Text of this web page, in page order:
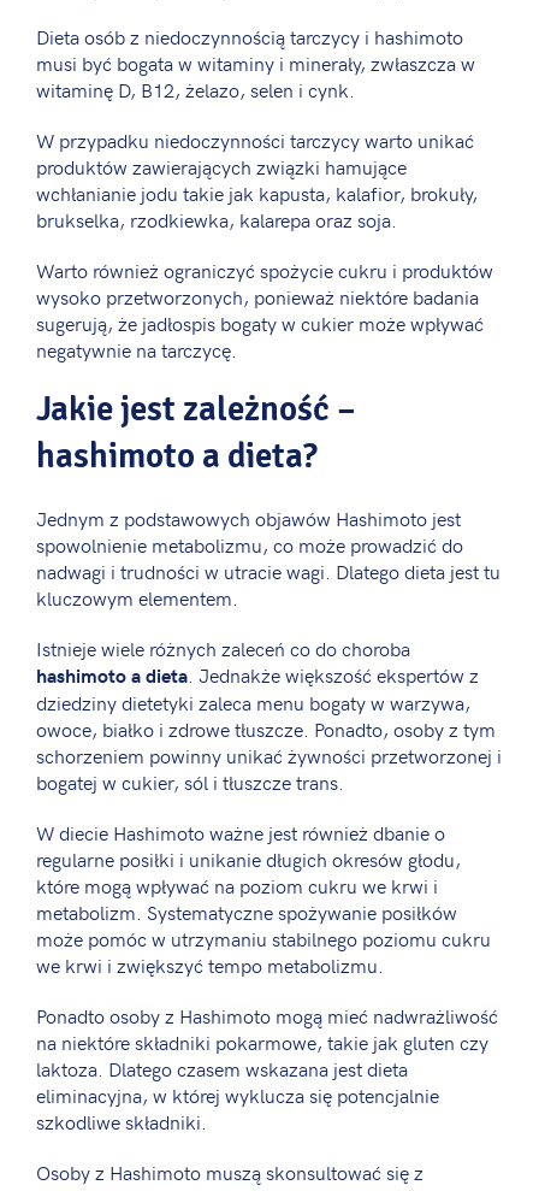
Dieta osób z niedoczynnością tarczycy i hashimoto
musi być bogata w witaminy i minerały, zwłaszcza w
witaminę D, B12, żelazo, selen i cynk.
W przypadku niedoczynności tarczycy warto unikać
produktów zawierających związki hamujące
wchłanianie jodu takie jak kapusta, kalafior, brokuły,
brukselka, rzodkiewka, kalarepa oraz soja.
Warto również ograniczyć spożycie cukru i produktów
wysoko przetworzonych, ponieważ niektóre badania
sugerują, że jadłospis bogaty w cukier może wpływać
negatywnie na tarczycę.
Jakie jest zależność –
hashimoto a dieta?
Jednym z podstawowych objawów Hashimoto jest
spowolnienie metabolizmu, co może prowadzić do
nadwagi i trudności w utracie wagi. Dlatego dieta jest tu
kluczowym elementem.
Istnieje wiele różnych zaleceń co do choroba
hashimoto a dieta . Jednakże większość ekspertów z
dziedziny dietetyki zaleca menu bogaty w warzywa,
owoce, białko i zdrowe tłuszcze. Ponadto, osoby z tym
schorzeniem powinny unikać żywności przetworzonej i
bogatej w cukier, sól i tłuszcze trans.
W diecie Hashimoto ważne jest również dbanie o
regularne posiłki i unikanie długich okresów głodu,
które mogą wpływać na poziom cukru we krwi i
metabolizm. Systematyczne spożywanie posiłków
może pomóc w utrzymaniu stabilnego poziomu cukru
we krwi i zwiększyć tempo metabolizmu.
Ponadto osoby z Hashimoto mogą mieć nadwrażliwość
na niektóre składniki pokarmowe, takie jak gluten czy
laktoza. Dlatego czasem wskazana jest dieta
eliminacyjna, w której wyklucza się potencjalnie
szkodliwe składniki.
Osoby z Hashimoto muszą skonsultować się z